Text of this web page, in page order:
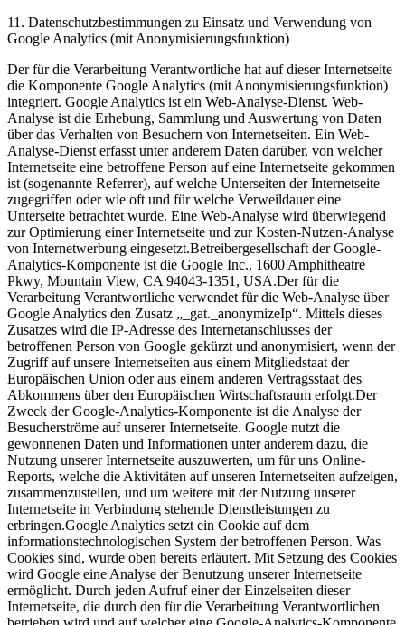
11. Datenschutzbestimmungen zu Einsatz und Verwendung von
Google Analytics (mit Anonymisierungsfunktion)
Der für die Verarbeitung Verantwortliche hat auf dieser Internetseite
die Komponente Google Analytics (mit Anonymisierungsfunktion)
integriert. Google Analytics ist ein Web-Analyse-Dienst. Web-
Analyse ist die Erhebung, Sammlung und Auswertung von Daten
über das Verhalten von Besuchern von Internetseiten. Ein Web-
Analyse-Dienst erfasst unter anderem Daten darüber, von welcher
Internetseite eine betroffene Person auf eine Internetseite gekommen
ist (sogenannte Referrer), auf welche Unterseiten der Internetseite
zugegriffen oder wie oft und für welche Verweildauer eine
Unterseite betrachtet wurde. Eine Web-Analyse wird überwiegend
zur Optimierung einer Internetseite und zur Kosten-Nutzen-Analyse
von Internetwerbung eingesetzt.Betreibergesellschaft der Google-
Analytics-Komponente ist die Google Inc., 1600 Amphitheatre
Pkwy, Mountain View, CA 94043-1351, USA.Der für die
Verarbeitung Verantwortliche verwendet für die Web-Analyse über
Google Analytics den Zusatz „_gat._anonymizeIp“. Mittels dieses
Zusatzes wird die IP-Adresse des Internetanschlusses der
betroffenen Person von Google gekürzt und anonymisiert, wenn der
Zugriff auf unsere Internetseiten aus einem Mitgliedstaat der
Europäischen Union oder aus einem anderen Vertragsstaat des
Abkommens über den Europäischen Wirtschaftsraum erfolgt.Der
Zweck der Google-Analytics-Komponente ist die Analyse der
Besucherströme auf unserer Internetseite. Google nutzt die
gewonnenen Daten und Informationen unter anderem dazu, die
Nutzung unserer Internetseite auszuwerten, um für uns Online-
Reports, welche die Aktivitäten auf unseren Internetseiten aufzeigen,
zusammenzustellen, und um weitere mit der Nutzung unserer
Internetseite in Verbindung stehende Dienstleistungen zu
erbringen.Google Analytics setzt ein Cookie auf dem
informationstechnologischen System der betroffenen Person. Was
Cookies sind, wurde oben bereits erläutert. Mit Setzung des Cookies
wird Google eine Analyse der Benutzung unserer Internetseite
ermöglicht. Durch jeden Aufruf einer der Einzelseiten dieser
Internetseite, die durch den für die Verarbeitung Verantwortlichen